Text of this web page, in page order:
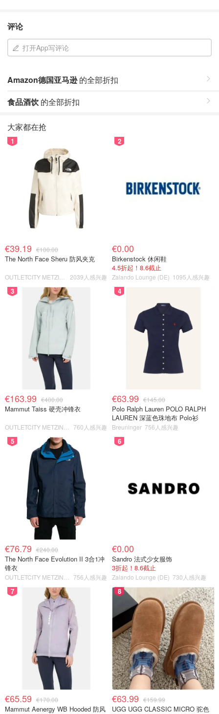
评论
打开App写评论
Amazon德国亚马逊的全部折扣
食品酒饮 的全部折扣
大家都在抢
1
€39.19 €100.00
The North Face Sheru 防风夹克
2039人感兴趣
2
€0.00
Birkenstock 休闲鞋
4.5折起！8.6截止
Zalando Lounge (DE) 1095人感兴趣
3
€163.99 €400.00
Mammut Taiss 硬壳冲锋衣
760人感兴趣
4
€63.99 €145.00
Polo Ralph Lauren POLO RALPH
LAUREN 深蓝色珠地布 Polo衫
Breuninger 756人感兴趣
5
€76.79 €240.00
The North Face Evolution II 3合1冲
锋衣
756人感兴趣
6
€0.00
Sandro 法式少女服饰
3折起！8.6截止
Zalando Lounge (DE) 730人感兴趣
7
€65.59 €170.00
Mammut Aenergy WB Hooded 防风
8
€63.99 €159.99
UGG UGG CLASSIC MICRO 驼色